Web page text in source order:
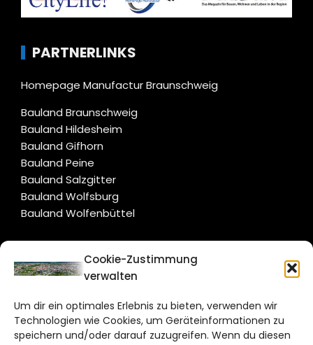
Cookie-Zustimmung
verwalten
Um dir ein optimales Erlebnis zu bieten, verwenden wir
Technologien wie Cookies, um Geräteinformationen zu
speichern und/oder darauf zuzugreifen. Wenn du diesen
PARTNERLINKS
Homepage Manufactur Braunschweig
Bauland Braunschweig
Bauland Hildesheim
Bauland Gifhorn
Bauland Peine
Bauland Salzgitter
Bauland Wolfsburg
Bauland Wolfenbüttel
CITYLIFE!
Bruchtorwall 12
38100 Braunschweig